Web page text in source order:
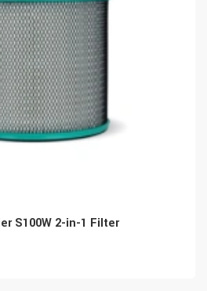
S100W 2-in-1 Filter